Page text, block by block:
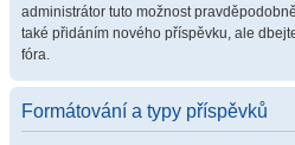
administrátor tuto možnost
také přidáním nového příspěvku, ale
fóra.
Formátování a typy příspěvků